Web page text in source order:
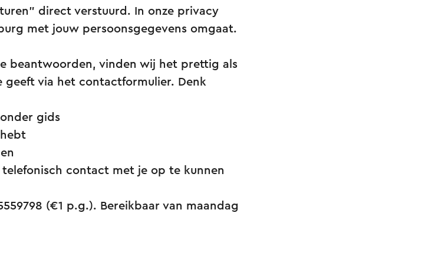
direct verstuurd. In onze privacy
met jouw persoonsgegevens omgaat.
beantwoorden, vinden wij het prettig als
geeft via het contactformulier. Denk
gids
contact met je op te kunnen
(€1 p.g.). Bereikbaar van maandag